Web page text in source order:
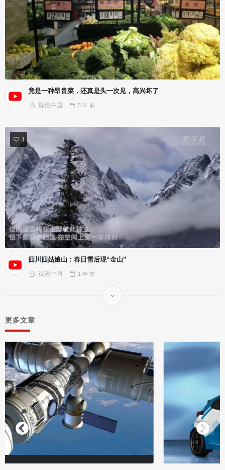
竟是一种昂贵菜，还真是头一次见，高兴坏了
视讯中国 5 年 前
1
四川四姑娘山：春日雪后现“金山”
视讯中国 1 年 前
更多文章